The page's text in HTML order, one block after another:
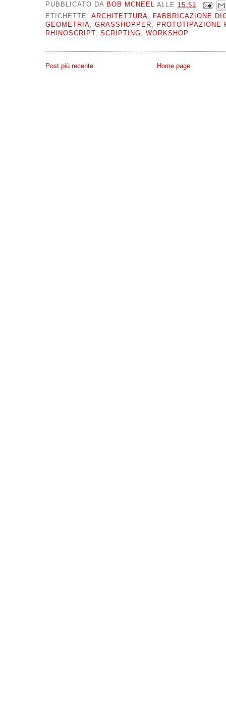
PUBBLICATO DA BOB MCNEEL ALLE 15:51
ETICHETTE: ARCHITETTURA,
FABBRICAZIONE
GEOMETRIA, GRASSHOPPER,
PROTOTIPAZIONE
RHINOSCRIPT , SCRIPTING, WORKSHOP
Post più recente Home page